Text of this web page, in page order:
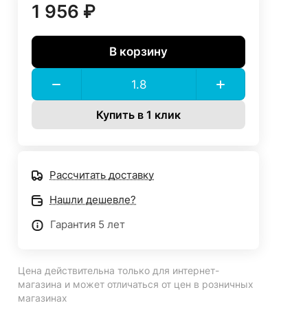
1 956 ₽
В корзину
Купить в 1 клик
Рассчитать доставку
Нашли дешевле?
Гарантия 5 лет
Цена действительна только для интернет-
магазина и может отличаться от цен в розничных
магазинах